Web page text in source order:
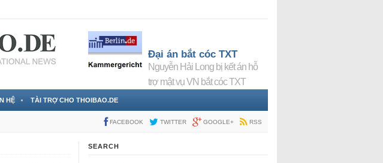
Đại án bắt cóc TXT
Nguyễn Hải Long bị kết án hỗ
trợ mật vụ VN bắt cóc TXT
HỆ TÀI TRỢ CHO THOIBAO.DE
FACEBOOK TWITTER GOOGLE+ RSS
SEARCH